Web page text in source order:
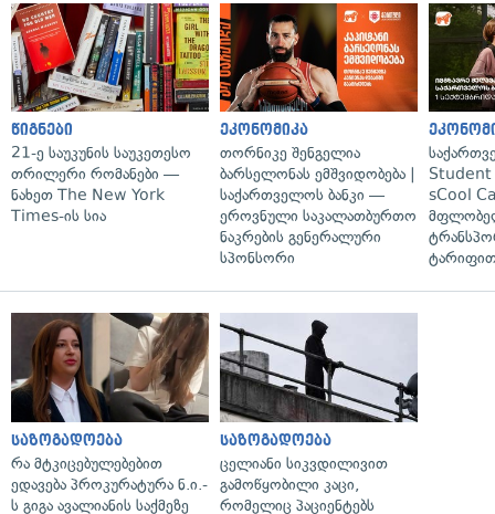
წიგნები
21-ე საუკუნის საუკეთესო
თრილერი რომანები —
ნახეთ The New York
Times-ის სია
ეკონომიკა
თორნიკე შენგელია
ბარსელონას ემშვიდობება |
საქართველოს ბანკი —
ეროვნული საკალათბურთო
ნაკრების გენერალური
სპონსორი
Student
sCool
საზოგადოება
რა მტკიცებულებებით
ედავება პროკურატურა ნ.ი.-
ს გიგა ავალიანის საქმეზე
საზოგადოება
ცელიანი სიკვდილივით
გამოწყობილი კაცი,
რომელიც პაციენტებს